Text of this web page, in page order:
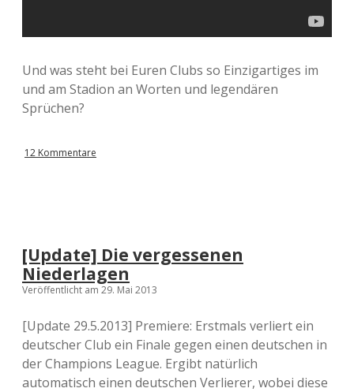
Und was steht bei Euren Clubs so Einzigartiges im
und am Stadion an Worten und legendären
Sprüchen?
12 Kommentare
[Update] Die vergessenen
Niederlagen
Veröffentlicht am 29. Mai 2013
[Update 29.5.2013] Premiere: Erstmals verliert ein
deutscher Club ein Finale gegen einen deutschen in
der Champions League. Ergibt natürlich
automatisch einen deutschen Verlierer, wobei diese